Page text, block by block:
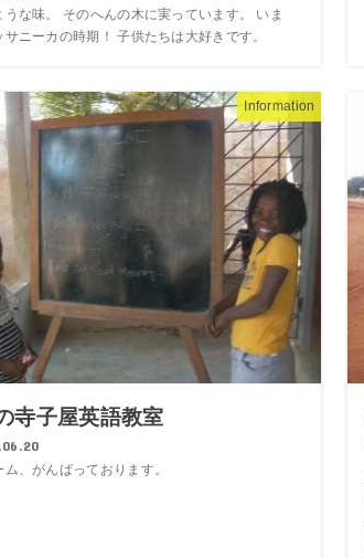
うな味。 そのへんの木に実っています。 いま
サニーカの時期！ 子供たちは大好きです。
Information
寺子屋英語教室
ム、がんばっております。